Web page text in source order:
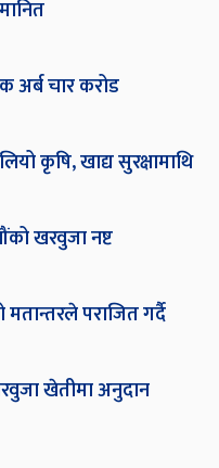
अर्ब चार करोड
कृषि, खाद्य सुरक्षामाथि
खरवुजा नष्ट
पराजित गर्दै
खेतीमा अनुदान